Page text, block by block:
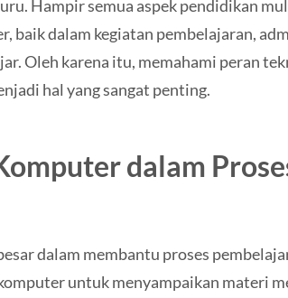
Hampir semua aspek pendidikan
baik dalam kegiatan pembelajaran,
Oleh karena itu, memahami peran
hal yang sangat penting.
dalam
dalam membantu proses
untuk menyampaikan materi